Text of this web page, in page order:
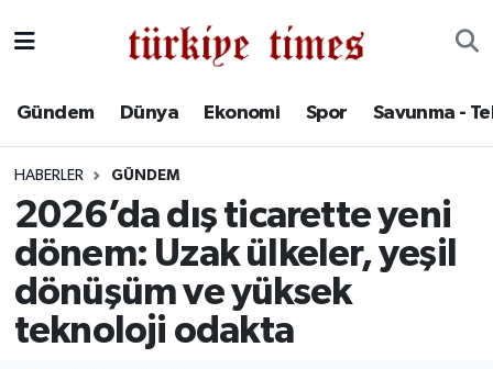
Gündem Dünya Ekonomi Spor Savunma -
HABERLER GÜNDEM
2026’da dış ticarette yeni
dönem: Uzak ülkeler, yeşil
dönüşüm ve yüksek
teknoloji odakta
Spor
Savunma - Teknoloji
Süper Lig Puan Durumu ve Fikstür
Tüm Manşetler
Son Dakika Haberleri